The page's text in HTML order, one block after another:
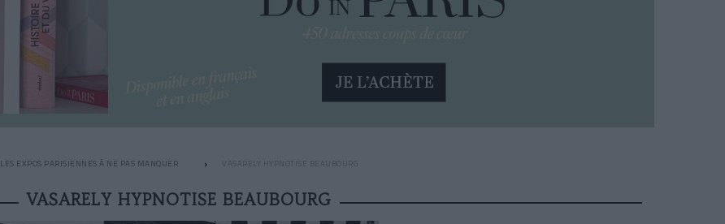
LES EXPOS PARISIENNES À NE PAS MANQUER VASARELY HYPNOTISE BEAUBOURG
VASARELY HYPNOTISE BEAUBOURG